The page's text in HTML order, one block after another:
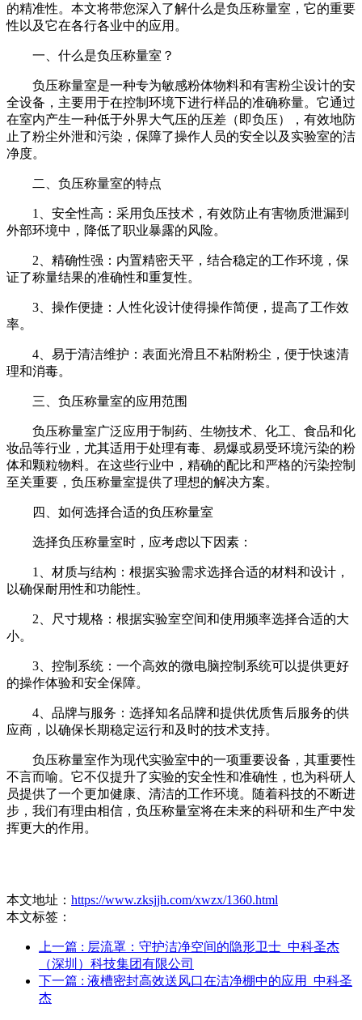
的精准性。本文将带您深入了解什么是负压称量室，它的重要
性以及它在各行各业中的应用。
一、什么是负压称量室？
负压称量室是一种专为敏感粉体物料和有害粉尘设计的安
全设备，主要用于在控制环境下进行样品的准确称量。它通过
在室内产生一种低于外界大气压的压差（即负压），有效地防
止了粉尘外泄和污染，保障了操作人员的安全以及实验室的洁
净度。
二、负压称量室的特点
1、安全性高：采用负压技术，有效防止有害物质泄漏到
外部环境中，降低了职业暴露的风险。
2、精确性强：内置精密天平，结合稳定的工作环境，保
证了称量结果的准确性和重复性。
3、操作便捷：人性化设计使得操作简便，提高了工作效
率。
4、易于清洁维护：表面光滑且不粘附粉尘，便于快速清
理和消毒。
三、负压称量室的应用范围
负压称量室广泛应用于制药、生物技术、化工、食品和化
妆品等行业，尤其适用于处理有毒、易爆或易受环境污染的粉
体和颗粒物料。在这些行业中，精确的配比和严格的污染控制
至关重要，负压称量室提供了理想的解决方案。
四、如何选择合适的负压称量室
选择负压称量室时，应考虑以下因素：
1、材质与结构：根据实验需求选择合适的材料和设计，
以确保耐用性和功能性。
2、尺寸规格：根据实验室空间和使用频率选择合适的大
小。
3、控制系统：一个高效的微电脑控制系统可以提供更好
的操作体验和安全保障。
4、品牌与服务：选择知名品牌和提供优质售后服务的供
应商，以确保长期稳定运行和及时的技术支持。
负压称量室作为现代实验室中的一项重要设备，其重要性
不言而喻。它不仅提升了实验的安全性和准确性，也为科研人
员提供了一个更加健康、清洁的工作环境。随着科技的不断进
步，我们有理由相信，负压称量室将在未来的科研和生产中发
挥更大的作用。
本文地址： https://www.zksjjh.com/xwzx/1360.html
本文标签：
上一篇 : 层流罩：守护洁净空间的隐形卫士_中科圣杰
（深圳）科技集团有限公司
下一篇 : 液槽密封高效送风口在洁净棚中的应用_中科圣
杰